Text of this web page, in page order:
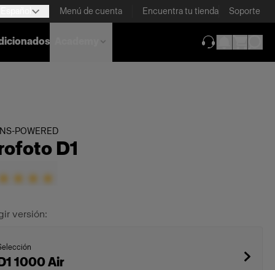
Menú de cuenta Encuentra tu tienda Soporte
POWERED
D1
versión:
1000 Air